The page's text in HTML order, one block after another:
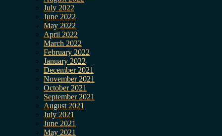
July 2022
June 2022
May 2022
April 2022
March 2022
February 2022
January 2022
December 2021
November 2021
October 2021
September 2021
August 2021
July 2021
June 2021
May 2021